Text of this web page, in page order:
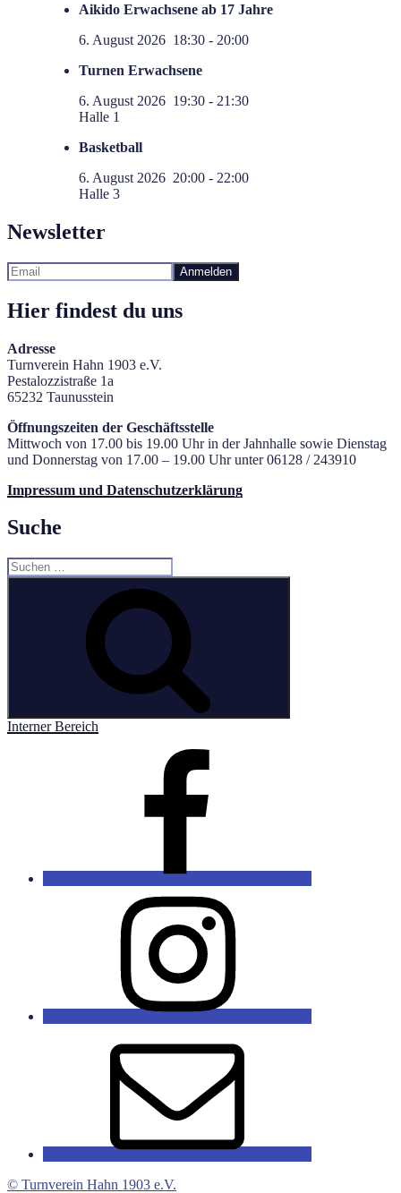
Aikido Erwachsene ab 17 Jahre
6. August 2026 18:30 - 20:00
Turnen Erwachsene
6. August 2026 19:30 - 21:30
Halle 1
Basketball
6. August 2026 20:00 - 22:00
Halle 3
Newsletter
Hier findest du uns
Adresse
Turnverein Hahn 1903 e.V.
Pestalozzistraße 1a
65232 Taunusstein
Öffnungszeiten der Geschäftsstelle
Mittwoch von 17.00 bis 19.00 Uhr in der Jahnhalle sowie Dienstag
und Donnerstag von 17.00 – 19.00 Uhr unter 06128 / 243910
Impressum und Datenschutzerklärung
Suche
Suchen
nach:
Interner Bereich
© Turnverein Hahn 1903 e.V.